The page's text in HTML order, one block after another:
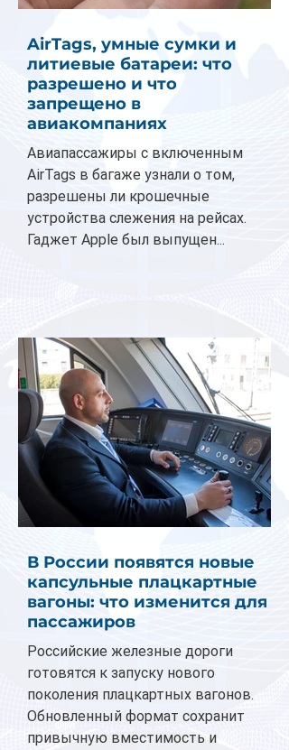
AirTags, умные сумки и
литиевые батареи: что
разрешено и что
запрещено в
авиакомпаниях
Авиапассажиры с включенным
AirTags в багаже узнали о том,
разрешены ли крошечные
устройства слежения на рейсах.
Гаджет Apple был выпущен...
В России появятся новые
капсульные плацкартные
вагоны: что изменится для
пассажиров
Российские железные дороги
готовятся к запуску нового
поколения плацкартных вагонов.
Обновленный формат сохранит
привычную вместимость и